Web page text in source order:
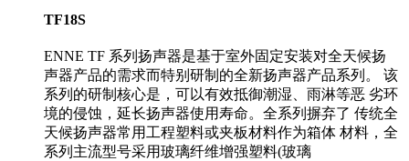
TF18S
ENNE TF 系列扬声器是基于室外固定安装对全天候扬
声器产品的需求而特别研制的全新扬声器产品系列。 该
系列的研制核心是，可以有效抵御潮湿、雨淋等恶 劣环
境的侵蚀，延长扬声器使用寿命。全系列摒弃了 传统全
天候扬声器常用工程塑料或夹板材料作为箱体 材料，全
系列主流型号采用玻璃纤维增强塑料(玻璃